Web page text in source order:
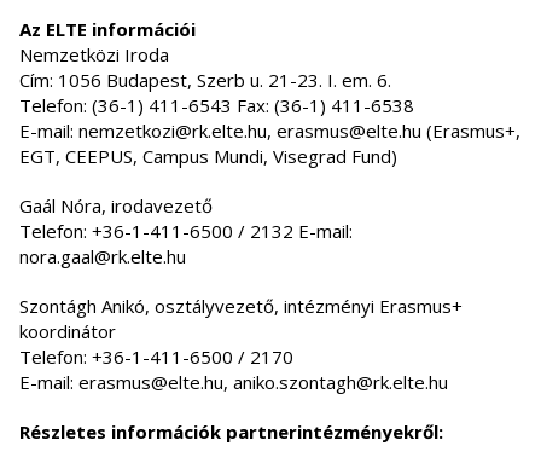
Az ELTE információi
Nemzetközi Iroda
Cím: 1056 Budapest, Szerb u. 21-23. I. em. 6.
Telefon: (36-1) 411-6543 Fax: (36-1) 411-6538
E-mail: nemzetkozi@rk.elte.hu, erasmus@elte.hu (Erasmus+,
EGT, CEEPUS, Campus Mundi, Visegrad Fund)
Gaál Nóra, irodavezető
Telefon: +36-1-411-6500 / 2132 E-mail:
nora.gaal@rk.elte.hu
Szontágh Anikó, osztályvezető, intézményi Erasmus+
koordinátor
Telefon: +36-1-411-6500 / 2170
E-mail: erasmus@elte.hu, aniko.szontagh@rk.elte.hu
Részletes információk partnerintézményekről: